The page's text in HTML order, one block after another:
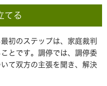
てる
初のステップは、家庭裁判
とです。調停では、調停委
て双方の主張を聞き、解決